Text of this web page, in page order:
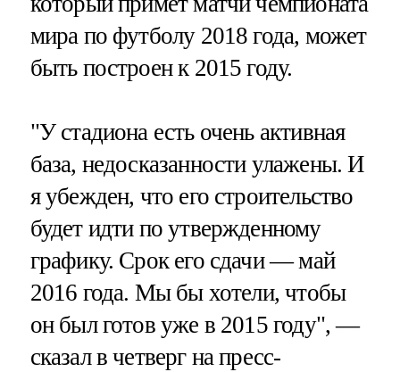
мира по футболу 2018 года, может
быть построен к 2015 году.
"У стадиона есть очень активная
база, недосказанности улажены. И
я убежден, что его строительство
будет идти по утвержденному
графику. Срок его сдачи — май
2016 года. Мы бы хотели, чтобы
он был готов уже в 2015 году", —
сказал в четверг на пресс-